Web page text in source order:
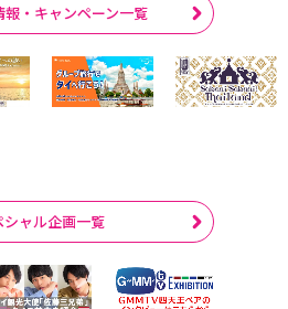
報・キャンペーン一覧
シャル企画一覧